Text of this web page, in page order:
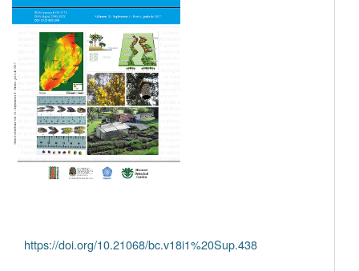
https://doi.org/10.21068/bc.v18i1%20Sup.438